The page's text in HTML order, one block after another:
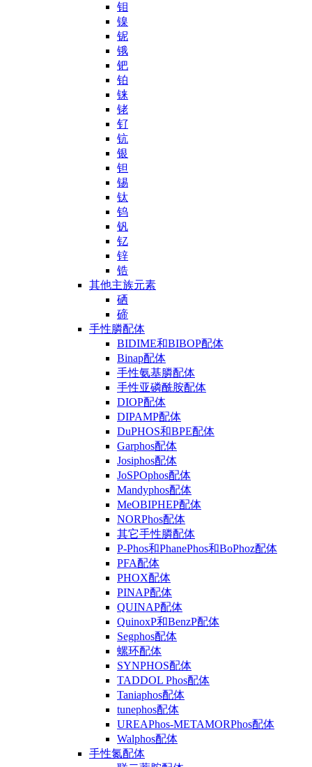
钼
镍
铌
锇
钯
铂
铼
铑
钌
钪
银
钽
锡
钛
钨
钒
钇
锌
锆
其他主族元素
硒
碲
手性膦配体
BIDIME和BIBOP配体
Binap配体
手性氨基膦配体
手性亚磷酰胺配体
DIOP配体
DIPAMP配体
DuPHOS和BPE配体
Garphos配体
Josiphos配体
JoSPOphos配体
Mandyphos配体
MeOBIPHEP配体
NORPhos配体
其它手性膦配体
P-Phos和PhanePhos和BoPhoz配体
PFA配体
PHOX配体
PINAP配体
QUINAP配体
QuinoxP和BenzP配体
Segphos配体
螺环配体
SYNPHOS配体
TADDOL Phos配体
Taniaphos配体
tunephos配体
UREAPhos-METAMORPhos配体
Walphos配体
手性氮配体